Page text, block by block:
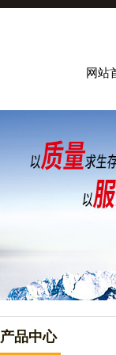
网站
产品中心